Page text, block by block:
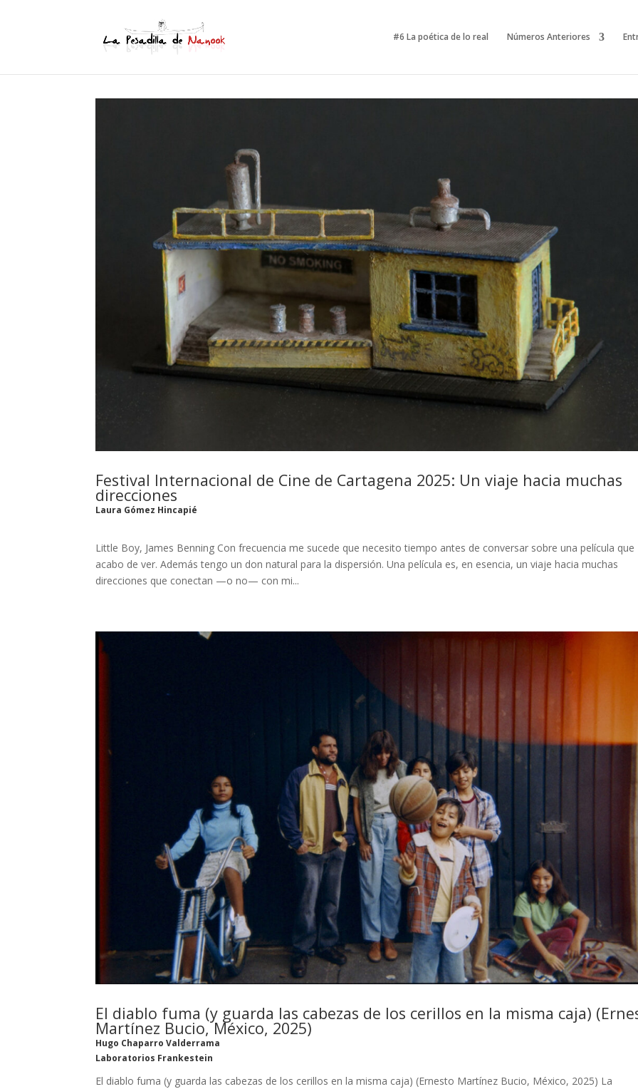
#6 La poética de lo real Números Anteriores
Festival Internacional de Cine de Cartagena 2025: Un viaje hacia muchas
direcciones
Laura Gómez Hincapié
Little Boy, James Benning Con frecuencia me sucede que necesito tiempo antes de conversar sobre una película que
acabo de ver. Además tengo un don natural para la dispersión. Una película es, en esencia, un viaje hacia muchas
direcciones que conectan —o no— con mi...
El diablo fuma (y guarda las cabezas de los cerillos en la misma caja)
Martínez Bucio, México, 2025)
Hugo Chaparro Valderrama
Laboratorios Frankestein
El diablo fuma (y guarda las cabezas de los cerillos en la misma caja) (Ernesto Martínez Bucio, México, 2025) La